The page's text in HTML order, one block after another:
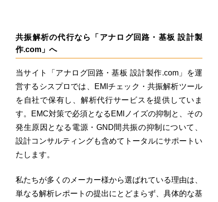
共振解析の代行なら「アナログ回路・基板 設計製
作.com」へ
当サイト「アナログ回路・基板 設計製作.com」を運
営するシスプロでは、EMIチェック・共振解析ツール
を自社で保有し、解析代行サービスを提供していま
す。EMC対策で必須となるEMIノイズの抑制と、その
発生原因となる電源・GND間共振の抑制について、
設計コンサルティングも含めてトータルにサポートい
たします。
私たちが多くのメーカー様から選ばれている理由は、
単なる解析レポートの提出にとどまらず、具体的な基